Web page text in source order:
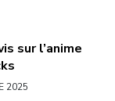
sur l’anime
2025